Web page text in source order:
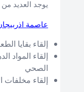
يوجد العديد
عاصمة
إلقاء بقايا
إلقاء المواد
الصحي
إلقاء مخلفات